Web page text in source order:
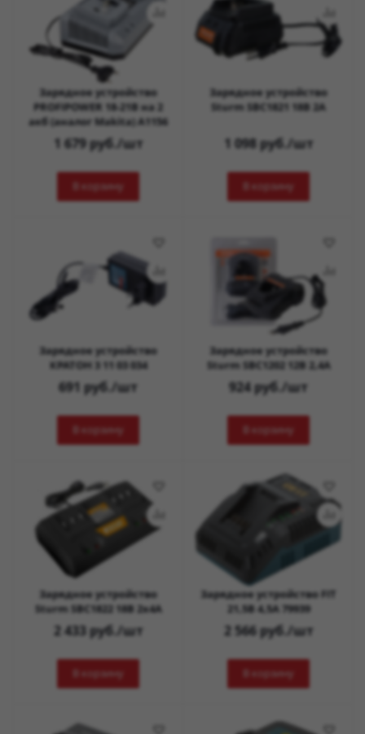
Зарядное устройство
PROFIPOWER 18-21B на 2
акб (аналог Makita) А1156
1 679руб./шт
В корзину
Зарядное устройство
Sturm SBC1821 18В 2А
1 098 руб./шт
В корзину
Зарядное устройство
КРАТОН 3 11 03 034
691 руб./шт
В корзину
Зарядное устройство
Sturm SBC1202 12В 2,4А
924руб./шт
В корзину
Зарядное устройство
Sturm SBC1822 18В 2х4А
2 433 руб./шт
В корзину
Зарядное устройство FIT
21,5В 4,5А 79939
2 566руб./шт
В корзину